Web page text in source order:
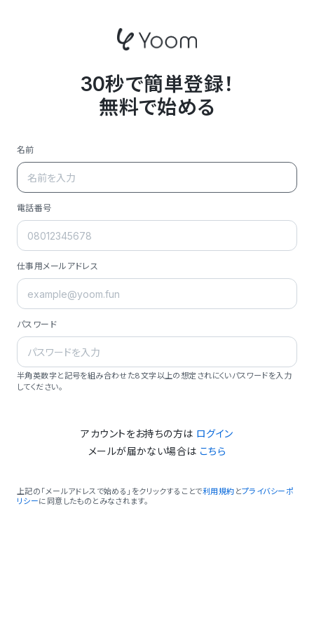
30秒で簡単登録！
無料で始める
名前
電話番号
仕事用メールアドレス
パスワード
半角英数字と記号を組み合わせた8文字以上の想定されにくいパスワードを入力
してください。
アカウントをお持ちの方は ログイン
メールが届かない場合は こちら
上記の「メールアドレスで始める」をクリックすることで利用規約 とプライバシーポ
リシーに同意したものとみなされます。